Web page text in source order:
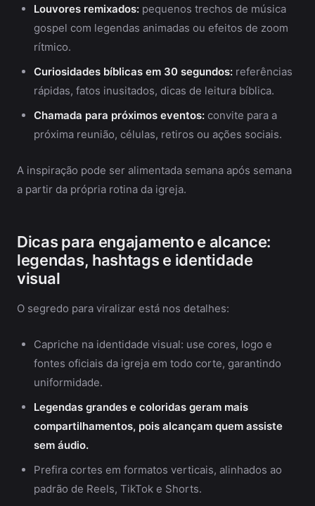
Louvores remixados: pequenos trechos de música
gospel com legendas animadas ou efeitos de zoom
rítmico.
Curiosidades bíblicas em 30 segundos: referências
rápidas, fatos inusitados, dicas de leitura bíblica.
Chamada para próximos eventos: convite para a
próxima reunião, células, retiros ou ações sociais.
A inspiração pode ser alimentada semana após semana
a partir da própria rotina da igreja.
Dicas para engajamento e alcance:
legendas, hashtags e identidade
visual
O segredo para viralizar está nos detalhes:
Capriche na identidade visual: use cores, logo e
fontes oficiais da igreja em todo corte, garantindo
uniformidade.
Legendas grandes e coloridas geram mais
compartilhamentos, pois alcançam quem assiste
sem áudio.
Prefira cortes em formatos verticais, alinhados ao
padrão de Reels, TikTok e Shorts.